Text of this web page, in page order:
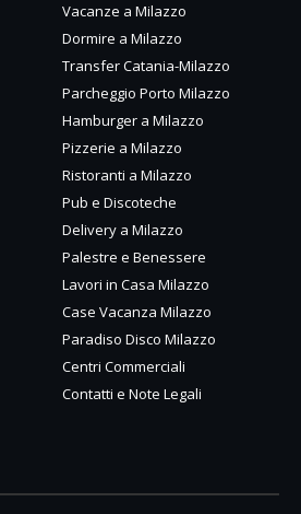
Vacanze a Milazzo
Dormire a Milazzo
Transfer Catania-Milazzo
Parcheggio Porto Milazzo
Hamburger a Milazzo
Pizzerie a Milazzo
Ristoranti a Milazzo
Pub e Discoteche
Delivery a Milazzo
Palestre e Benessere
Lavori in Casa Milazzo
Case Vacanza Milazzo
Paradiso Disco Milazzo
Centri Commerciali
Contatti e Note Legali